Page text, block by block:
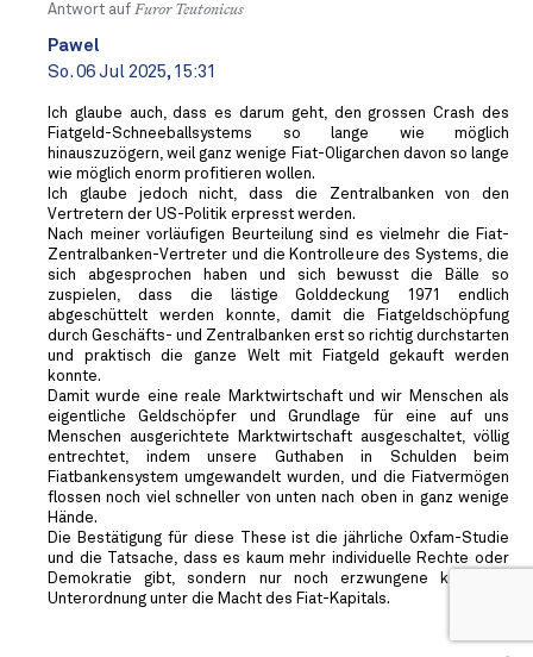
Antwort auf Furor Teutonicus
Pawel
So. 06 Jul 2025, 15:31
Ich glaube auch, dass es darum geht, den grossen Crash des
Fiatgeld-Schneeballsystems so lange wie möglich
hinauszuzögern, weil ganz wenige Fiat-Oligarchen davon so lange
wie möglich enorm profitieren wollen.
Ich glaube jedoch nicht, dass die Zentralbanken von den
Vertretern der US-Politik erpresst werden.
Nach meiner vorläufigen Beurteilung sind es vielmehr die Fiat-
Zentralbanken-Vertreter und die Kontrolleure des Systems, die
sich abgesprochen haben und sich bewusst die Bälle so
zuspielen, dass die lästige Golddeckung 1971 endlich
abgeschüttelt werden konnte, damit die Fiatgeldschöpfung
durch Geschäfts- und Zentralbanken erst so richtig durchstarten
und praktisch die ganze Welt mit Fiatgeld gekauft werden
konnte.
Damit wurde eine reale Marktwirtschaft und wir Menschen als
eigentliche Geldschöpfer und Grundlage für eine auf uns
Menschen ausgerichtete Marktwirtschaft ausgeschaltet, völlig
entrechtet, indem unsere Guthaben in Schulden beim
Fiatbankensystem umgewandelt wurden, und die Fiatvermögen
flossen noch viel schneller von unten nach oben in ganz wenige
Hände.
Die Bestätigung für diese These ist die jährliche Oxfam-Studie
und die Tatsache, dass es kaum mehr individuelle Rechte oder
Demokratie gibt, sondern nur noch erzwungene kollektive
Unterordnung unter die Macht des Fiat-Kapitals.